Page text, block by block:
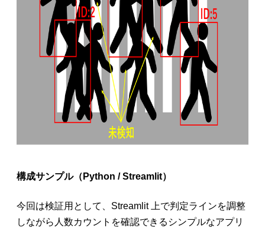
構成サンプル（Python / Streamlit）
今回は検証用として、Streamlit 上で判定ラインを調整
しながら人数カウントを確認できるシンプルなアプリ